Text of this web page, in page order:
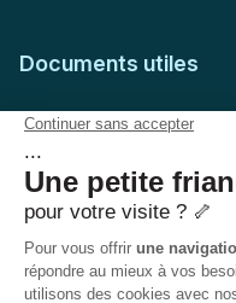
Documents utiles
Feuille de soins
Conditions générales
Politique de confidentialité
Politique des Cookies